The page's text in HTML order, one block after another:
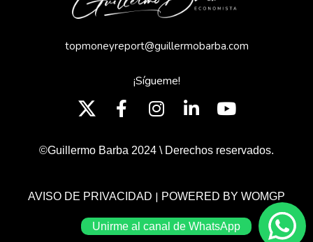
topmoneyreport@guillermobarba.com
¡Sígueme!
©Guillermo Barba 2024 \ Derechos reservados.
AVISO DE PRIVACIDAD | POWERED BY WOMGP
Unirme al canal de WhatsApp